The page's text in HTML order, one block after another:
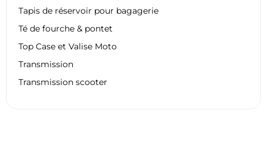
Tapis de réservoir pour bagagerie
Té de fourche & pontet
Top Case et Valise Moto
Transmission
Transmission scooter